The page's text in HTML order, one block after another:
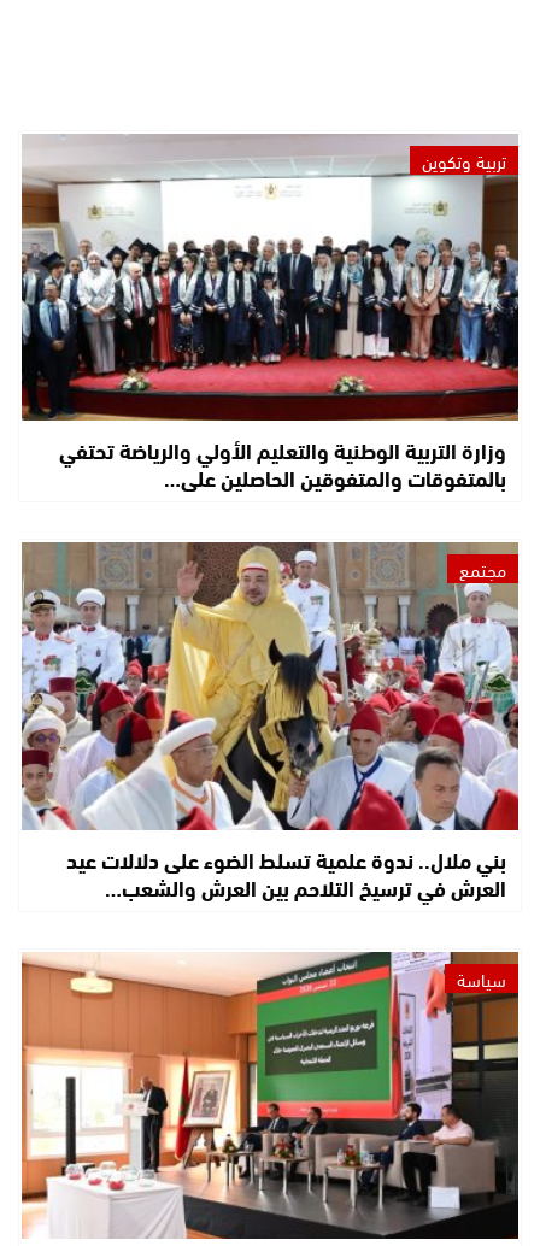
تربية وتكوين
وزارة التربية الوطنية والتعليم الأولي والرياضة تحتفي
بالمتفوقات والمتفوقين الحاصلين على…
مجتمع
بني ملال.. ندوة علمية تسلط الضوء على دلالات عيد
العرش في ترسيخ التلاحم بين العرش والشعب…
سياسة